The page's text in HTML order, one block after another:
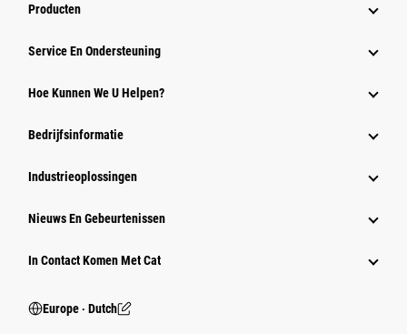
Producten
Service En Ondersteuning
Hoe Kunnen We U Helpen?
Bedrijfsinformatie
Industrieoplossingen
Nieuws En Gebeurtenissen
In Contact Komen Met Cat
Europe ‧ Dutch